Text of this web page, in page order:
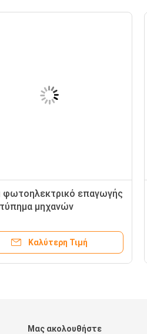
φωτοηλεκτρικό επαγωγής
μηχανών
το πλάτος 850mm
Καλύτερη Τιμή
Μας ακολουθήστε